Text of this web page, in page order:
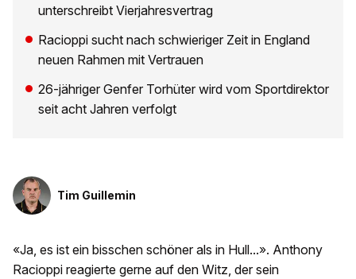
unterschreibt Vierjahresvertrag
Racioppi sucht nach schwieriger Zeit in England
neuen Rahmen mit Vertrauen
26-jähriger Genfer Torhüter wird vom Sportdirektor
seit acht Jahren verfolgt
Tim Guillemin
«Ja, es ist ein bisschen schöner als in Hull...». Anthony
Racioppi reagierte gerne auf den Witz, der sein